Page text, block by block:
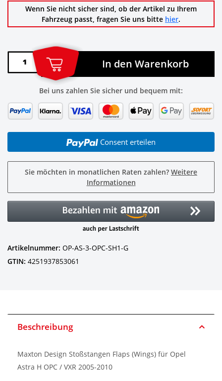
Wenn Sie nicht sicher sind, ob der Artikel zu Ihrem
Fahrzeug passt, fragen Sie uns bitte hier.
In den Warenkorb
Bei uns zahlen Sie sicher und bequem mit:
Consent erteilen
Sie möchten in monatlichen Raten zahlen? Weitere
Informationen
Artikelnummer: OP-AS-3-OPC-SH1-G
GTIN: 4251937853061
Beschreibung
Maxton Design Stoßstangen Flaps (Wings) für Opel
Astra H OPC / VXR 2005-2010